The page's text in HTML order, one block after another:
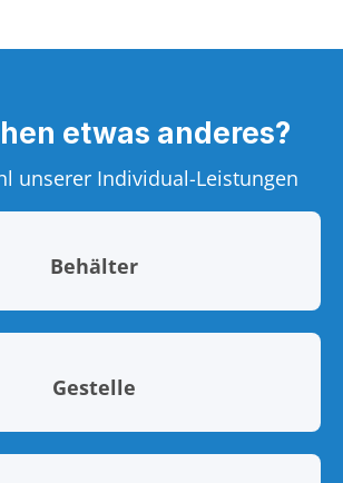
etwas anderes?
unserer Individual-Leistungen
Behälter
Gestelle